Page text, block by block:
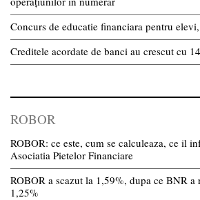
Concurs de educatie financiara pentru
Creditele acordate de banci au crescut cu
ROBOR
ROBOR: ce este, cum se calculeaza, ce il
Asociatia Pietelor Financiare
ROBOR a scazut la 1,59%, dupa ce BNR a
1,25%